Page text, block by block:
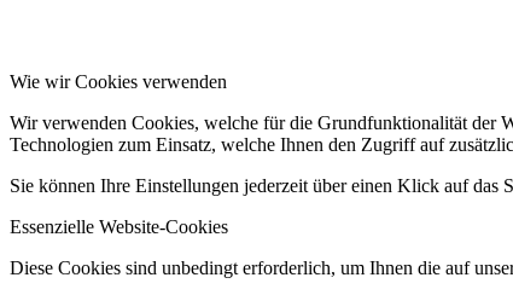
Wie wir Cookies verwenden
Wir verwenden Cookies, welche für die Grundfunktionalität der
Technologien zum Einsatz, welche Ihnen den Zugriff auf
Sie können Ihre Einstellungen jederzeit über einen Klick auf das
Essenzielle Website-Cookies
Diese Cookies sind unbedingt erforderlich, um Ihnen die auf